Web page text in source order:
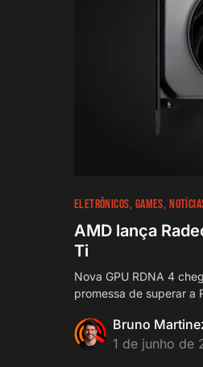
ELETRÔNICOS GAMES
AMD lança
Ti
Nova GPU RDNA 4
promessa de superar a
Bruno
1 de junho de